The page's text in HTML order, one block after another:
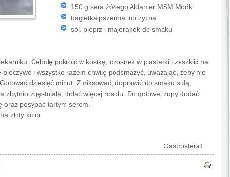
150 g sera żółtego Aldamer MSM Mońki
bagietka pszenna lub żytnia
sól, pieprz i majeranek do smaku
Cebulę pokroić w kostkę, czosnek w plasterki i zeszklić na
pieczywo i wszystko razem chwilę podsmażyć, uważając, żeby nie
dziesięć minut. Zmiksować, doprawić do smaku solą,
zgęstniała, dolać więcej rosołu. Do gotowej zupy dodać
oraz posypać tartym serem.
złoty kolor.
Gastrosfera1